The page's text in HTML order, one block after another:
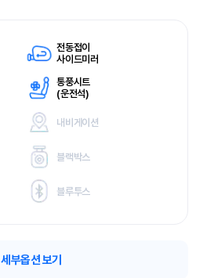
전동접이
사이드미러
통풍시트
(운전석)
내비게이션
블랙박스
블루투스
세부옵션 보기